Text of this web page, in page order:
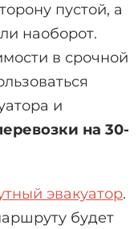
пустой, а
наоборот.
в срочной
и
на 30-
эвакуатор.
будет